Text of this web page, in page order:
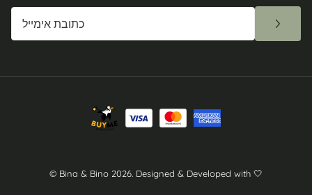
© Bina & Bino 2026. Designed & Developed with 🤍